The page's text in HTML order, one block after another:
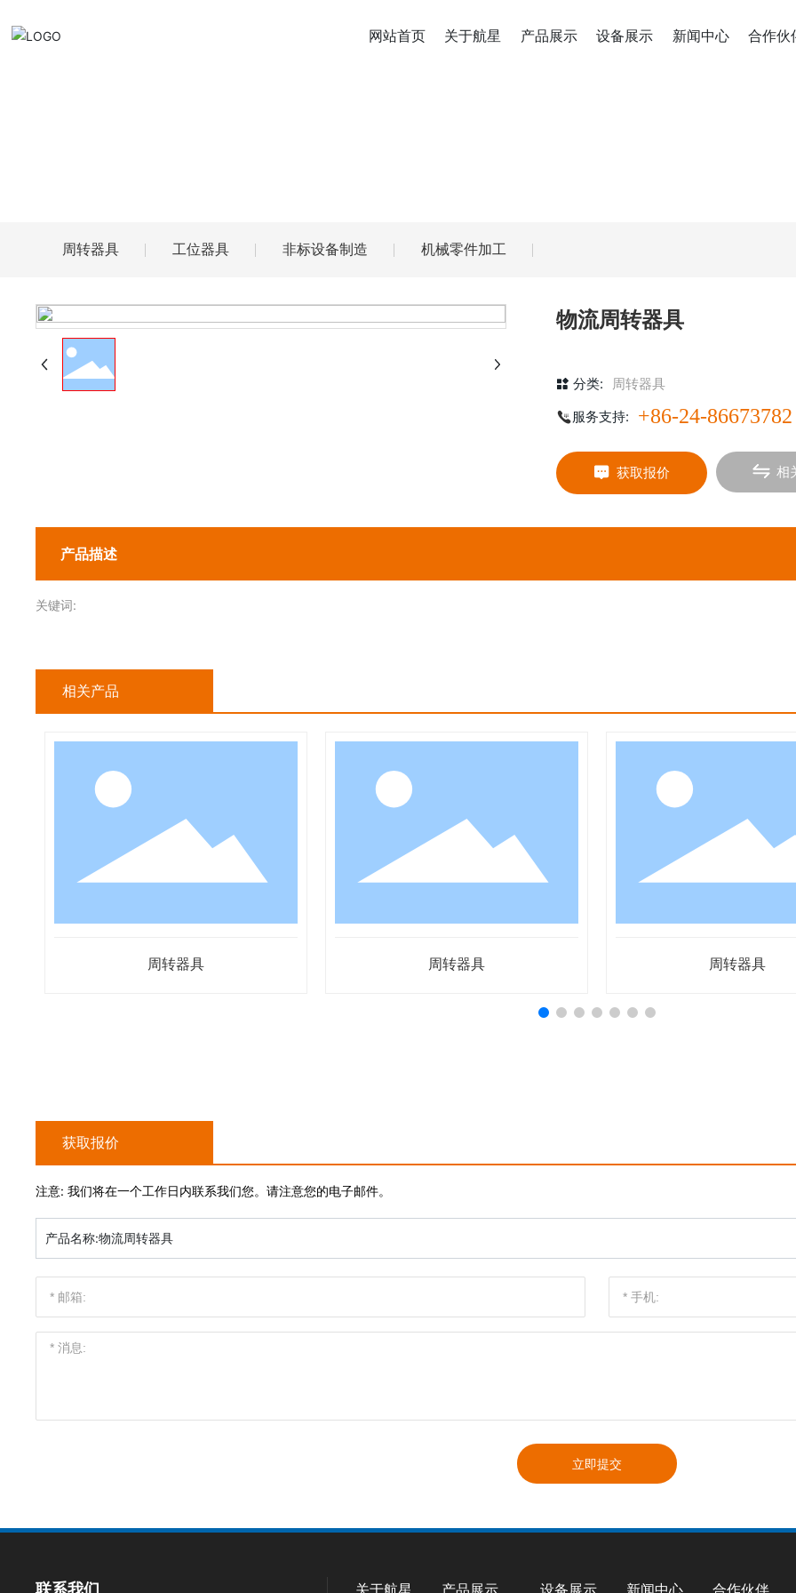
网站首页 关于航星 产品展示 设备展示 新闻中心 合作伙
周转器具 工位器具 非标设备制造 机械零件加工
物流周转器具
分类:
周转器具
服务支持:
+86-24-86673782
获取报价 相
产品描述
关键词:
相关产品
周转器具 周转器具 周转器具
获取报价
注意: 我们将在一个工作日内联系我们您。请注意您的电子邮件。
产品名称:物流周转器具
立即提交
联系我们 关于航星 产品展示 设备展示 新闻中心 合作伙伴